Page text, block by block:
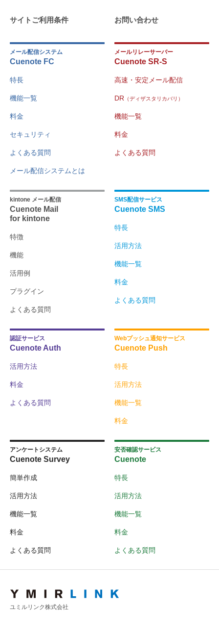
サイトご利用条件 お問い合わせ
メール配信システム
Cuenote FC
特長
機能一覧
料金
セキュリティ
よくある質問
メール配信システムとは
メールリレーサーバー
Cuenote SR-S
高速・安定メール配信
DR （ディザスタリカバリ）
機能一覧
料金
よくある質問
kintone メール配信
Cuenote Mail
for kintone
特徴
機能
活用例
プラグイン
よくある質問
SMS配信サービス
Cuenote SMS
特長
活用方法
機能一覧
料金
よくある質問
認証サービス
Cuenote Auth
活用方法
料金
よくある質問
Webプッシュ通知サービス
Cuenote Push
特長
活用方法
機能一覧
料金
アンケートシステム
Cuenote Survey
簡単作成
活用方法
機能一覧
料金
よくある質問
安否確認サービス
Cuenote
特長
活用方法
機能一覧
料金
よくある質問
ユミルリンク株式会社